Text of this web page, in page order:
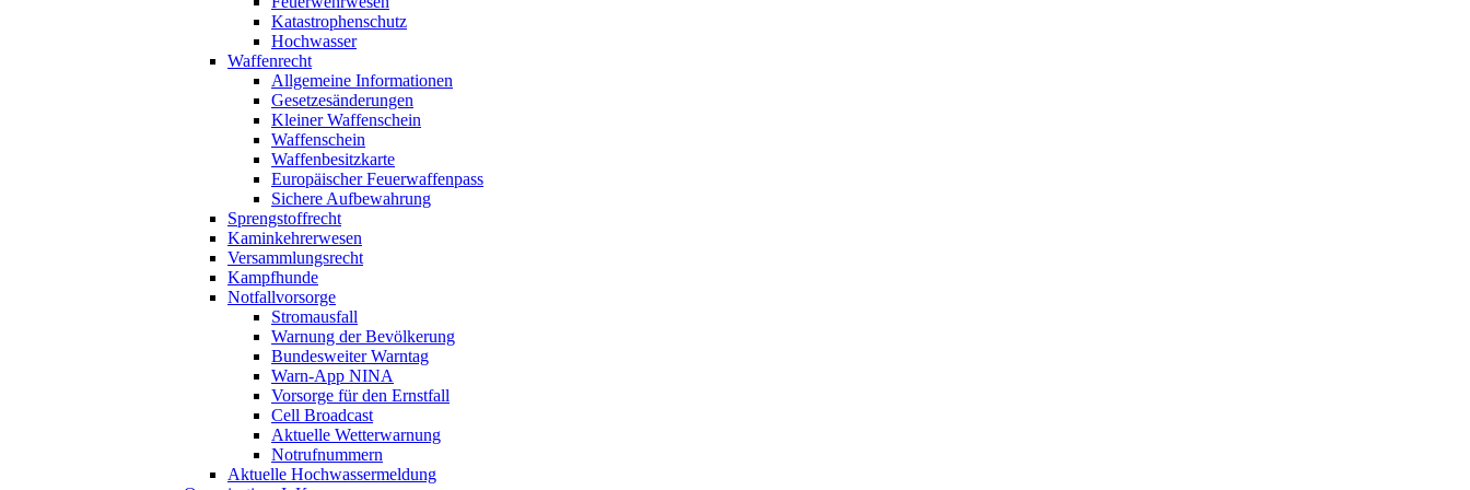
Katastrophenschutz
Hochwasser
Waffenrecht
Allgemeine Informationen
Gesetzesänderungen
Kleiner Waffenschein
Waffenschein
Waffenbesitzkarte
Europäischer Feuerwaffenpass
Sichere Aufbewahrung
Sprengstoffrecht
Kaminkehrerwesen
Versammlungsrecht
Kampfhunde
Notfallvorsorge
Stromausfall
Warnung der Bevölkerung
Bundesweiter Warntag
Warn-App NINA
Vorsorge für den Ernstfall
Cell Broadcast
Aktuelle Wetterwarnung
Notrufnummern
Aktuelle Hochwassermeldung